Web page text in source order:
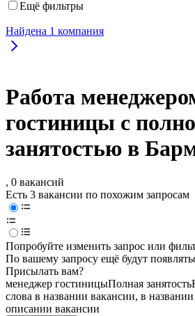
Ещё фильтры
Найдена 1 компания
Работа
гостиницы с
занятостью в
, 0 вакансий
Есть 3 вакансии по похожим запросам
Попробуйте изменить запрос или
По вашему запросу ещё будут
Присылать вам?
менеджер гостиницыПолная занятость
слова в названии вакансии, в
описании вакансии